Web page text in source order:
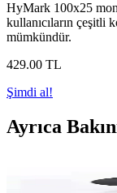
HyMark 100x25
kullanıcıların çeşitli
mümkündür.
429.00 TL
Şimdi al!
Ayrıca
HyMark